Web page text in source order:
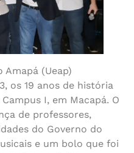
Amapá (Ueap)
os 19 anos de história
I, em Macapá. O
de professores,
do Governo do
e um bolo que foi